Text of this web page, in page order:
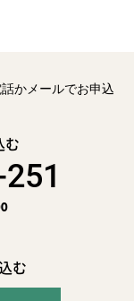
かメールでお申込
む
む